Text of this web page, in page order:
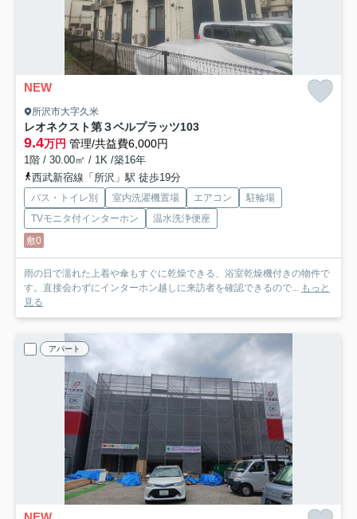
NEW
所沢市大字久米
レオネクスト第３ベルプラッツ103
9.4万円 管理/共益費6,000円
1階 / 30.00㎡ / 1K /築16年
西武新宿線「所沢」駅 徒歩19分
バス・トイレ別 室内洗濯機置場 エアコン
駐輪場
TVモニタ付インターホン
温水洗浄便座
敷0
雨の日で濡れた上着や傘もすぐに乾燥できる、浴室乾燥機付きの物件で
す。直接会わずにインターホン越しに来訪者を確認できるので... もっと
見る
アパート